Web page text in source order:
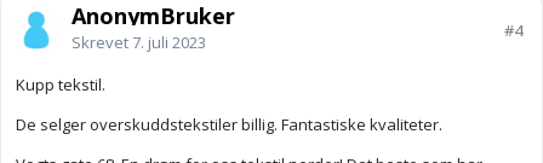
AnonymBruker
Skrevet7. juli 2023
#4
Kupp tekstil.
De selger overskuddstekstiler billig. Fantastiske kvaliteter.